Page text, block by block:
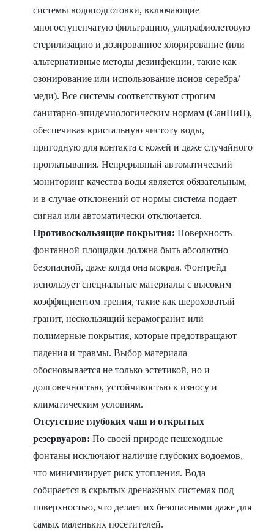
системы водоподготовки, включающие
многоступенчатую фильтрацию, ультрафиолетовую
стерилизацию и дозированное хлорирование (или
альтернативные методы дезинфекции, такие как
озонирование или использование ионов серебра/
меди). Все системы соответствуют строгим
санитарно-эпидемиологическим нормам (СанПиН),
обеспечивая кристальную чистоту воды,
пригодную для контакта с кожей и даже случайного
проглатывания. Непрерывный автоматический
мониторинг качества воды является обязательным,
и в случае отклонений от нормы система подает
сигнал или автоматически отключается.
Противоскользящие покрытия: Поверхность
фонтанной площадки должна быть абсолютно
безопасной, даже когда она мокрая. Фонтрейд
использует специальные материалы с высоким
коэффициентом трения, такие как шероховатый
гранит, нескользящий керамогранит или
полимерные покрытия, которые предотвращают
падения и травмы. Выбор материала
обосновывается не только эстетикой, но и
долговечностью, устойчивостью к износу и
климатическим условиям.
Отсутствие глубоких чаш и открытых
резервуаров: По своей природе пешеходные
фонтаны исключают наличие глубоких водоемов,
что минимизирует риск утопления. Вода
собирается в скрытых дренажных системах под
поверхностью, что делает их безопасными даже для
самых маленьких посетителей.